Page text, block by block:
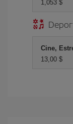
1,053 $
Cine,
13,00 $